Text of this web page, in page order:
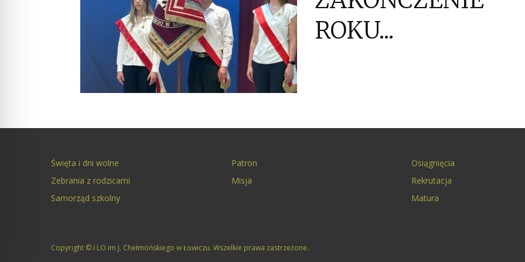
ROKU...
Święta i dni wolne
Zebrania z rodzicami
Samorząd szkolny
Patron
Misja
Osiągnięcia
Rekrutacja
Matura
Copyright © I LO im J. Chełmońskiego w Łowiczu. Wszelkie prawa zastrzeżone.